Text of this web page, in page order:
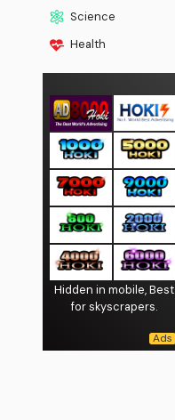
Science
Health
Hidden in mobile, Best
for skyscrapers.